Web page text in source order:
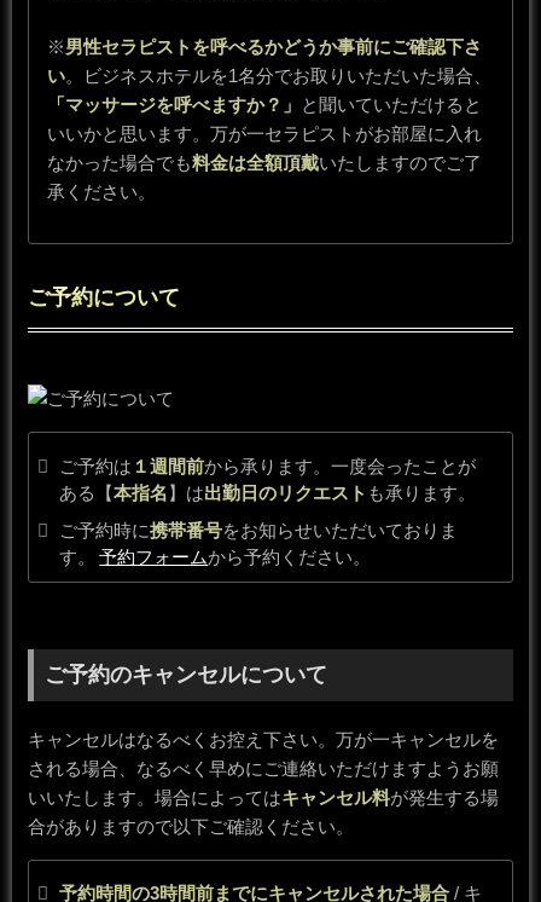
※男性セラピストを呼べるかどうか事前にご確認下さ
い。ビジネスホテルを1名分でお取りいただいた場合、
「マッサージを呼べますか？」 と聞いていただけると
いいかと思います。万が一セラピストがお部屋に入れ
なかった場合でも料金は全額頂戴いたしますのでご了
承ください。
ご予約について
ご予約は １週間前から承ります。一度会ったことが
ある【本指名】は出勤日のリクエスト も承ります。
ご予約時に携帯番号をお知らせいただいておりま
す。
予約フォームから予約ください。
ご予約のキャンセルについて
キャンセルはなるべくお控え下さい。万が一キャンセルを
される場合、なるべく早めにご連絡いただけますようお願
いいたします。場合によってはキャンセル料が発生する場
合がありますので以下ご確認ください。
予約時間の3時間前までにキャンセルされた場合 / キ